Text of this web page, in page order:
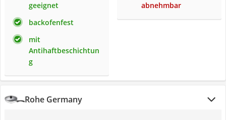
geeignet
backofenfest
mit
Antihaftbeschichtun
g
abnehmbar
Rohe Germany